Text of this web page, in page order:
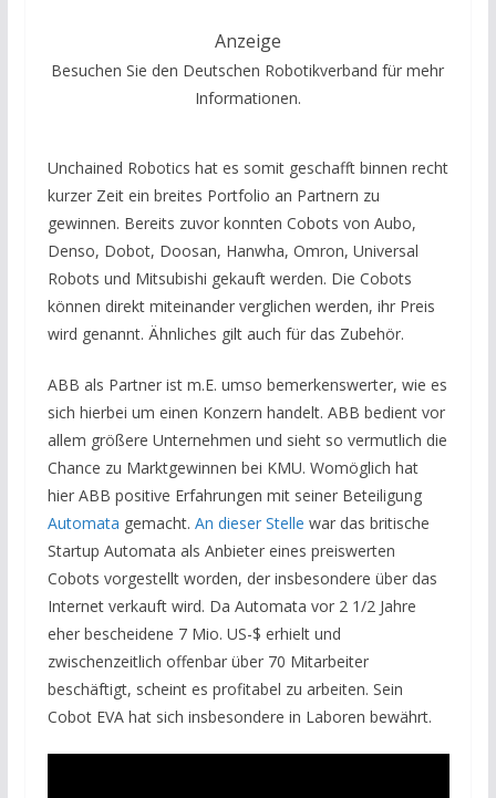
Anzeige
Besuchen Sie den Deutschen Robotikverband für mehr
Informationen.
Unchained Robotics hat es somit geschafft binnen recht
kurzer Zeit ein breites Portfolio an Partnern zu
gewinnen. Bereits zuvor konnten Cobots von Aubo,
Denso, Dobot, Doosan, Hanwha, Omron, Universal
Robots und Mitsubishi gekauft werden. Die Cobots
können direkt miteinander verglichen werden, ihr Preis
wird genannt. Ähnliches gilt auch für das Zubehör.
ABB als Partner ist m.E. umso bemerkenswerter, wie es
sich hierbei um einen Konzern handelt. ABB bedient vor
allem größere Unternehmen und sieht so vermutlich die
Chance zu Marktgewinnen bei KMU. Womöglich hat
hier ABB positive Erfahrungen mit seiner Beteiligung
Automata gemacht. An dieser Stelle war das britische
Startup Automata als Anbieter eines preiswerten
Cobots vorgestellt worden, der insbesondere über das
Internet verkauft wird. Da Automata vor 2 1/2 Jahre
eher bescheidene 7 Mio. US-$ erhielt und
zwischenzeitlich offenbar über 70 Mitarbeiter
beschäftigt, scheint es profitabel zu arbeiten. Sein
Cobot EVA hat sich insbesondere in Laboren bewährt.